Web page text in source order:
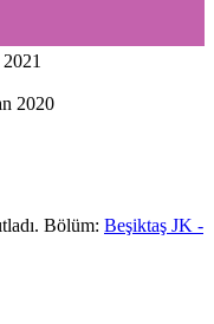
2020
Bölüm: Beşiktaş JK -